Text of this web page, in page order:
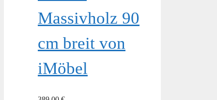
Massivholz 90
cm breit von
iMöbel